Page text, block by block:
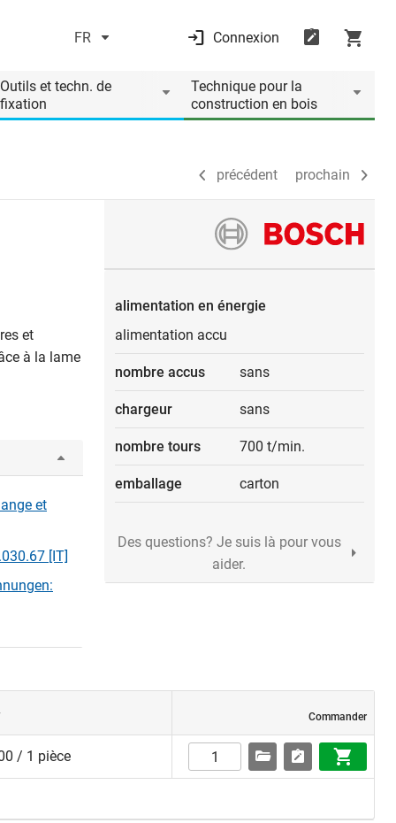
FR Connexion
Outils et techn. de
fixation
Technique pour la
construction en bois
précédent prochain
précédent prochain
et
à la lame
et
[IT]
alimentation en énergie
alimentation accu
nombre accus sans
chargeur sans
nombre tours 700 t/min.
emballage carton
Des questions? Je suis là pour vous
aider.
Commander
/ 1 pièce